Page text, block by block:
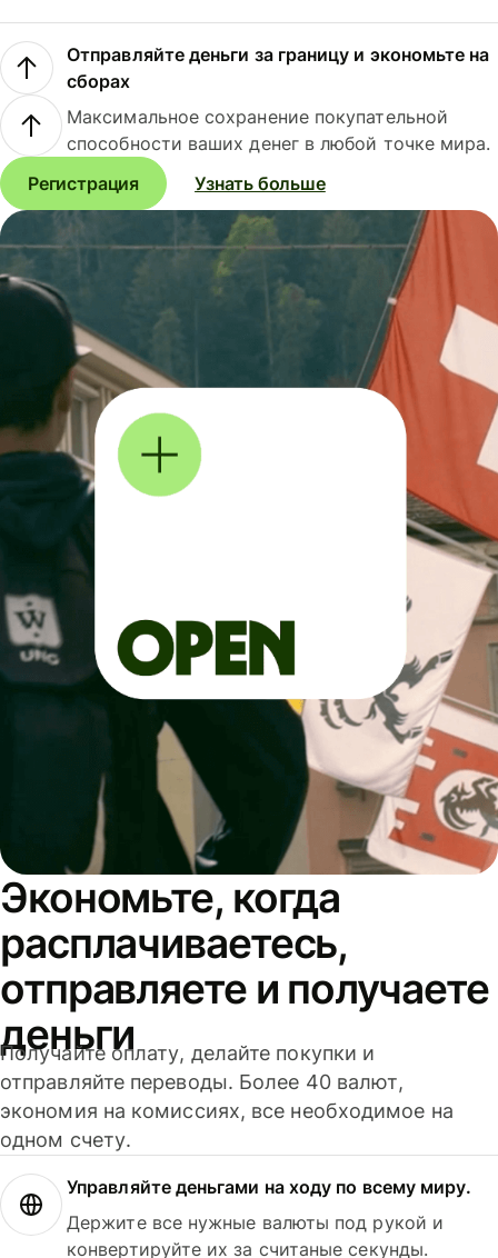
Отправляйте деньги за границу и экономьте на
сборах
Максимальное сохранение покупательной
способности ваших денег в любой точке мира.
Регистрация
Узнать больше
Экономьте, когда
расплачиваетесь,
отправляете и получаете
деньги
Получайте оплату, делайте покупки и
отправляйте переводы. Более 40 валют,
экономия на комиссиях, все необходимое на
одном счету.
Управляйте деньгами на ходу по всему миру.
Держите все нужные валюты под рукой и
конвертируйте их за считаные секунды.